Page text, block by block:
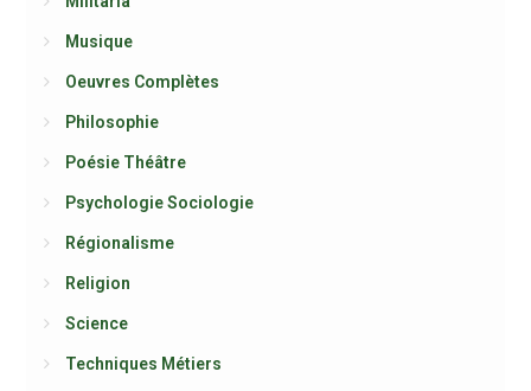
Musique
Oeuvres Complètes
Philosophie
Poésie Théâtre
Psychologie Sociologie
Régionalisme
Religion
Science
Techniques Métiers